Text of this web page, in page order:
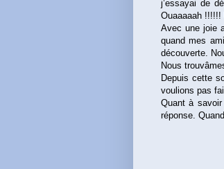
j’essayai de
Ouaaaaah !!!!!!
Avec une joie
quand mes
découverte.
Nous
Depuis cette
voulions pas
Quant à
réponse.